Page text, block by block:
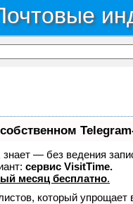
знает — без ведения
сервис VisitTime.
месяц бесплатно.
который упрощает